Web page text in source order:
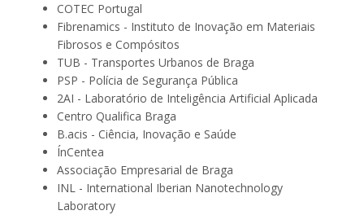
COTEC Portugal
Fibrenamics - Instituto de Inovação em Materiais
Fibrosos e Compósitos
TUB - Transportes Urbanos de Braga
PSP - Polícia de Segurança Pública
2AI - Laboratório de Inteligência Artificial Aplicada
Centro Qualifica Braga
B.acis - Ciência, Inovação e Saúde
ÍnCentea
Associação Empresarial de Braga
INL - International Iberian Nanotechnology
Laboratory